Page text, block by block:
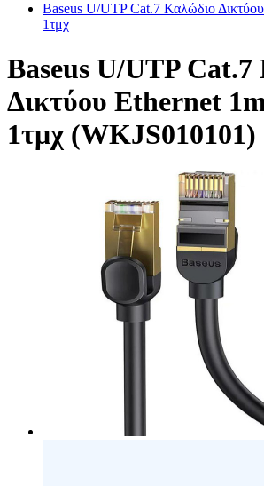
Baseus U/UTP Cat.7 Καλώδιο
1τμχ
Baseus U/UTP
Δικτύου Ethernet
1τμχ (WKJS010101)